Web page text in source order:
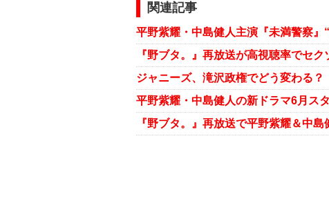
関連記事
『野ブタ。』再放送が高視聴率でセ